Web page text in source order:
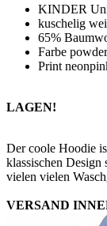
KINDER
kuschelig
65%
Farbe
Print
LAGEN!
Der coole Hoodie
klassischen Design
vielen vielen
VERSAND